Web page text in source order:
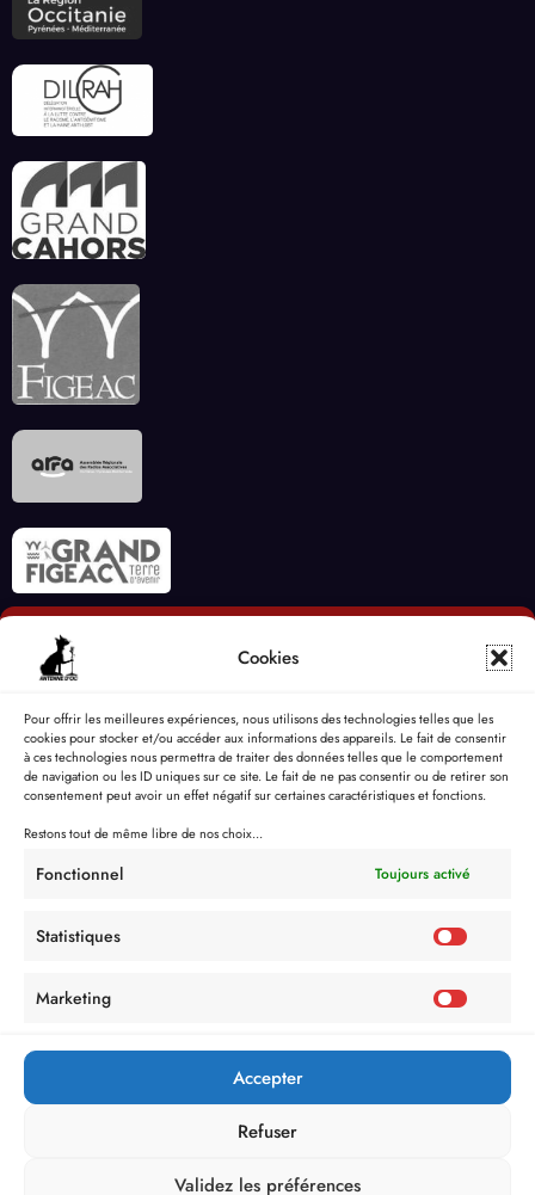
Cookies
Pour offrir les meilleures expériences, nous utilisons des technologies telles que les
cookies pour stocker et/ou accéder aux informations des appareils. Le fait de consentir
à ces technologies nous permettra de traiter des données telles que le comportement
de navigation ou les ID uniques sur ce site. Le fait de ne pas consentir ou de retirer son
consentement peut avoir un effet négatif sur certaines caractéristiques et fonctions.
Restons tout de même libre de nos choix...
Fonctionnel Toujours activé
Statistiques
Marketing
Accepter
Refuser
Validez les préférences